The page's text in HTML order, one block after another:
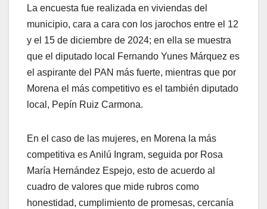
La encuesta fue realizada en viviendas del
municipio, cara a cara con los jarochos entre el 12
y el 15 de diciembre de 2024; en ella se muestra
que el diputado local Fernando Yunes Márquez es
el aspirante del PAN más fuerte, mientras que por
Morena el más competitivo es el también diputado
local, Pepín Ruiz Carmona.
En el caso de las mujeres, en Morena la más
competitiva es Anilú Ingram, seguida por Rosa
María Hernández Espejo, esto de acuerdo al
cuadro de valores que mide rubros como
honestidad, cumplimiento de promesas, cercanía